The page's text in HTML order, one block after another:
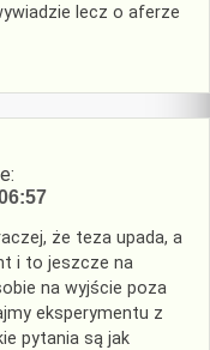
lecz o aferze
że teza upada, a
i to jeszcze na
na wyjście poza
eksperymentu z
pytania są jak